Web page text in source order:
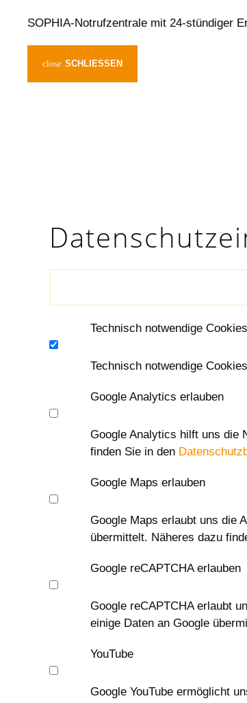
SOPHIA-Notrufzentrale mit 24-stündiger
SCHLIESSEN
Technisch notwendige
Technisch notwendige
Google Analytics erlauben
Google Analytics hilft uns die
finden Sie in den
Google Maps erlauben
Google Maps erlaubt uns die
übermittelt. Näheres dazu
Google reCAPTCHA erlauben
Google reCAPTCHA erlaubt
einige Daten an Google
YouTube
Google YouTube ermöglicht